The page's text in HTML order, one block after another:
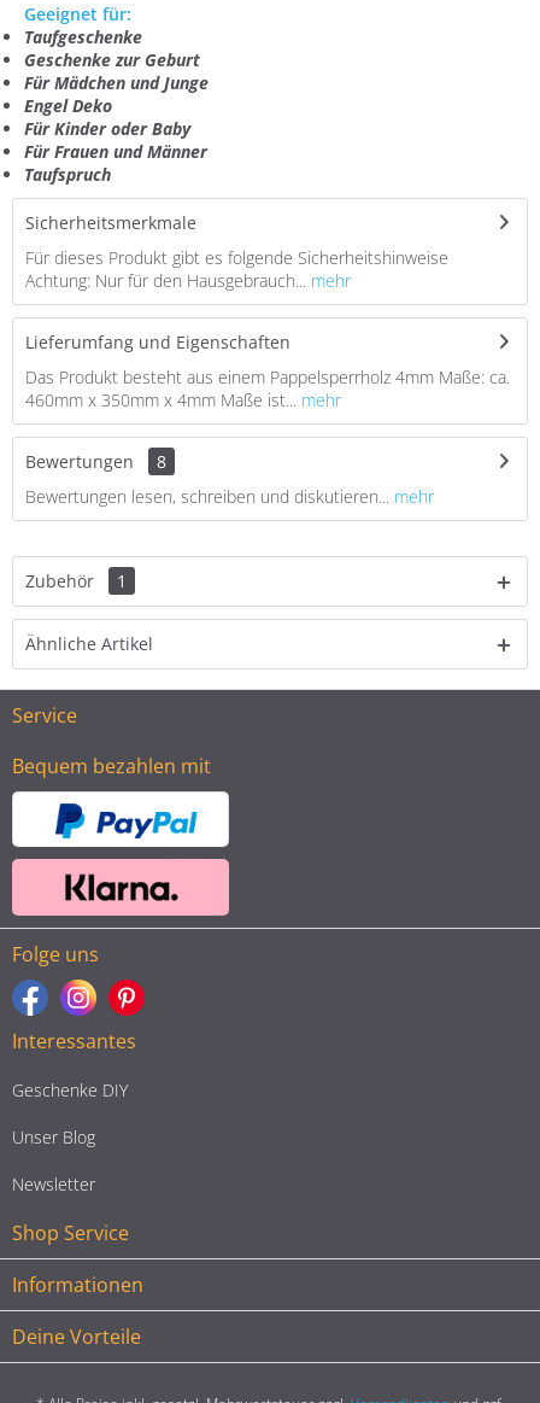
Geeignet für:
Taufgeschenke
Geschenke zur Geburt
Für Mädchen und Junge
Engel Deko
Für Kinder oder Baby
Für Frauen und Männer
Taufspruch
Sicherheitsmerkmale
Für dieses Produkt gibt es folgende Sicherheitshinweise
Achtung: Nur für den Hausgebrauch...
mehr
Lieferumfang und Eigenschaften
Das Produkt besteht aus einem Pappelsperrholz 4mm Maße: ca.
460mm x 350mm x 4mm Maße ist...
mehr
Bewertungen
8
Bewertungen lesen, schreiben und diskutieren...
mehr
Zubehör 1
Ähnliche Artikel
Service
Bequem bezahlen mit
Folge uns
Interessantes
Geschenke DIY
Unser Blog
Newsletter
Shop Service
Informationen
Deine Vorteile